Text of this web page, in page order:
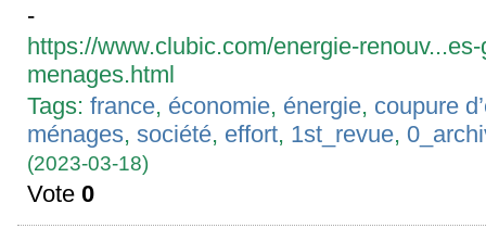
-
https://www.clubic.com/energie-
menages.html
Tags:france, économie, énergie, coupure
ménages,société, effort, 1st_revue,
(2023-03-18)
Vote0